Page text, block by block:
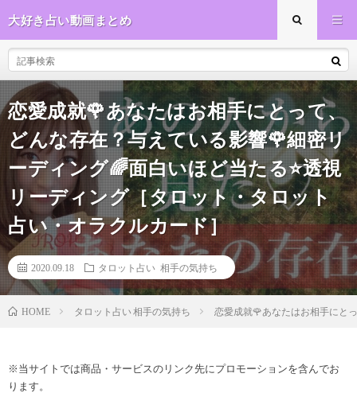
大好き占い動画まとめ
恋愛成就🌹あなたはお相手にとって、
どんな存在？与えている影響🌹細密リ
ーディング🌈面白いほど当たる⭐️透視
リーディング［タロット・タロット
占い・オラクルカード］
2020.09.18 タロット占い 相手の気持ち
HOME タロット占い 相手の気持ち 恋愛成就🌹あなたはお相手にと
※当サイトでは商品・サービスのリンク先にプロモーションを含んでお
ります。